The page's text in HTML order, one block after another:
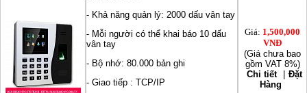
- Khả năng quản lý: 2000 dấu vân tay
- Mỗi người có thể khai báo 10 dấu
vân tay
- Bộ nhớ: 80.000 bản ghi
- Giao tiếp : TCP/IP
Giá: 1,500,000
VNĐ
(Giá chưa bao
gồm VAT 8%)
Chi tiết
Đặt
Hàng